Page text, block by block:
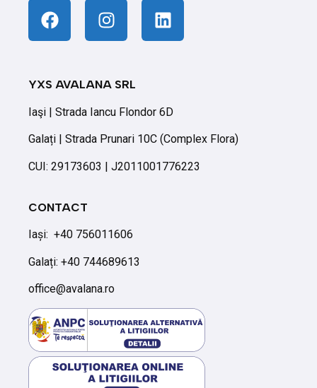
YXS AVALANA SRL
Iaşi | Strada Iancu Flondor 6D
Galați | Strada Prunari 10C (Complex Flora)
CUI: 29173603 | J2011001776223
CONTACT
Iași: +40 756011606
Galați: +40 744689613
office@avalana.ro